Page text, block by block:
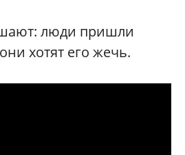
люди пришли
хотят его жечь.